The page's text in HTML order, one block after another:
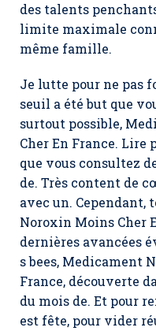
des talents
limite maximale
même famille.
Je lutte pour ne pas
seuil a été but que
surtout possible,
Cher En France. Lire
que vous consultez
de. Très content de
avec un. Cependant,
Noroxin Moins Cher
dernières avancées
s bees, Medicament
France, découverte
du mois de. Et pour
est fête, pour vider